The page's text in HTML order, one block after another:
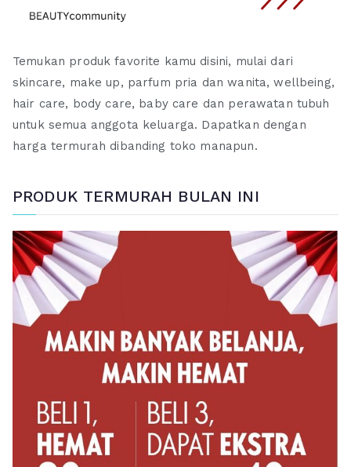
Temukan produk favorite kamu disini, mulai dari
skincare, make up, parfum pria dan wanita, wellbeing,
hair care, body care, baby care dan perawatan tubuh
untuk semua anggota keluarga. Dapatkan dengan
harga termurah dibanding toko manapun.
PRODUK TERMURAH BULAN INI